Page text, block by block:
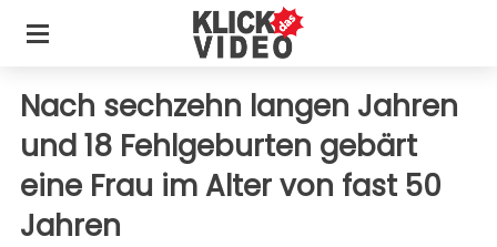
Nach sechzehn langen Jahren
und 18 Fehlgeburten gebärt
eine Frau im Alter von fast 50
Jahren